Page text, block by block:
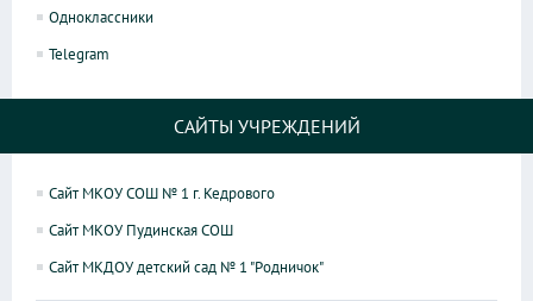
Одноклассники
Telegram
САЙТЫ УЧРЕЖДЕНИЙ
Сайт МКОУ СОШ № 1 г. Кедрового
Сайт МКОУ Пудинская СОШ
Сайт МКДОУ детский сад № 1 "Родничок"